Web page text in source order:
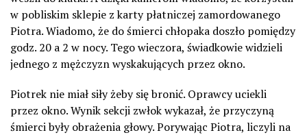
w pobliskim sklepie z karty płatniczej zamordowanego
Piotra. Wiadomo, że do śmierci chłopaka doszło pomiędzy
godz. 20 a 2 w nocy. Tego wieczora, świadkowie widzieli
jednego z mężczyzn wyskakujących przez okno.
Piotrek nie miał siły żeby się bronić. Oprawcy uciekli
przez okno. Wynik sekcji zwłok wykazał, że przyczyną
śmierci były obrażenia głowy. Porywając Piotra, liczyli na